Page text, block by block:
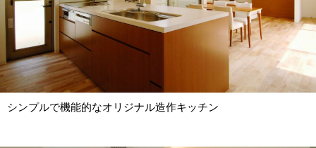
シンプルで機能的なオリジナル造作キッチン